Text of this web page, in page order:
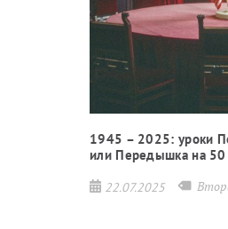
1945 – 2025: уроки
или Передышка на 50
22.07.2025